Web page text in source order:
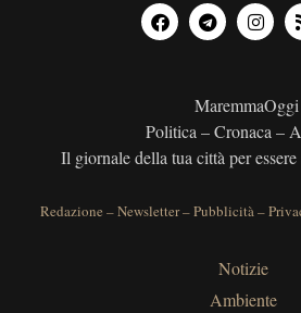
MaremmaOggi
Politica – Cronaca –
Il giornale della tua città per
Redazione –Newsletter–Pubblicità–
Notizie
Ambiente